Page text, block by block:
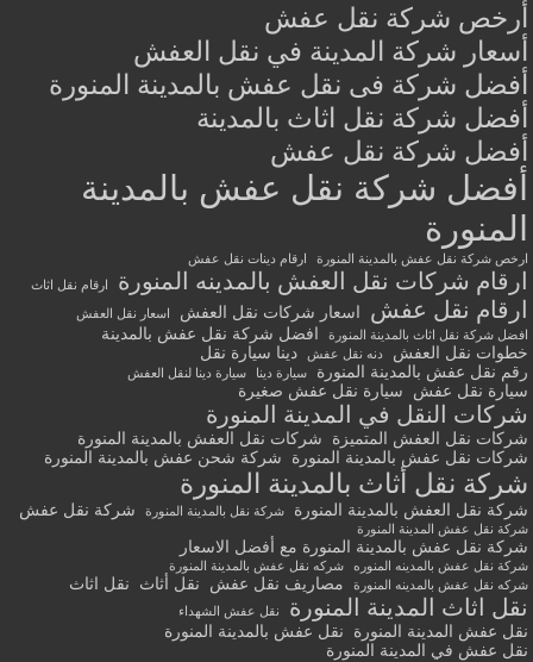
أرخص شركة نقل عفش
أسعار شركة المدينة في نقل العفش
أفضل شركة فى نقل عفش بالمدينة المنورة
أفضل شركة نقل اثاث بالمدينة
أفضل شركة نقل عفش
أفضل شركة نقل عفش بالمدينة
المنورة
ارخص شركة نقل عفش بالمدينة المنورة ارقام دينات نقل عفش
ارقام شركات نقل العفش بالمدينه المنورة ارقام نقل اثاث
ارقام نقل عفش اسعار شركات نقل العفش
اسعار نقل العفش
افضل شركة نقل اثاث بالمدينة المنورة
افضل شركة نقل عفش بالمدينة
خطوات نقل العفش
دنه نقل عفش
دينا سيارة نقل
رقم نقل عفش بالمدينة المنورة
سيارة دينا سيارة دينا لنقل العفش
سيارة نقل عفش سيارة نقل عفش صغيرة
شركات النقل في المدينة المنورة
شركات نقل العفش المتميزة
شركات نقل العفش بالمدينة المنورة
شركات نقل عفش بالمدينة المنورة
شركة شحن عفش بالمدينة المنورة
شركة نقل أثاث بالمدينة المنورة
شركة نقل العفش بالمدينة المنورة شركة نقل بالمدينة المنورة شركة نقل عفش
شركة نقل عفش المدينة المنورة
شركة نقل عفش بالمدينة المنورة مع أفضل الاسعار
شركة نقل عفش بالمدينه المنوره
شركه نقل عفش بالمدينة المنورة
شركه نقل عفش بالمدينه المنورة
مصاريف نقل عفش نقل أثاث نقل اثاث
نقل اثاث المدينة المنورة نقل عفش الشهداء
نقل عفش المدينة المنورة
نقل عفش بالمدينة المنورة
نقل عفش في المدينة المنورة